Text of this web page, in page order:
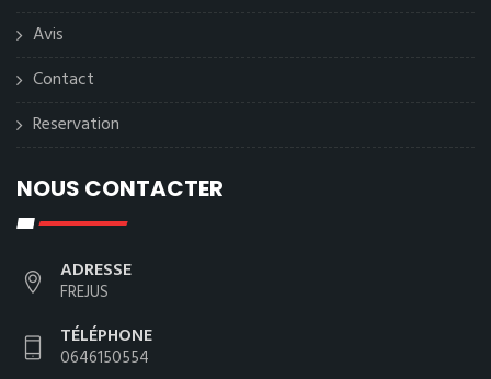
Avis
Contact
Reservation
NOUS CONTACTER
ADRESSE
FREJUS
TÉLÉPHONE
0646150554